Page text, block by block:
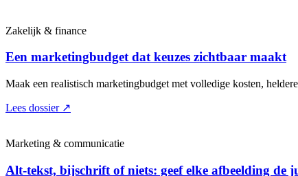
Zakelijk & finance
Een marketingbudget dat keuzes zichtbaar maakt
Maak een realistisch marketingbudget met volledige kosten,
Lees dossier ↗
Marketing & communicatie
Alt-tekst, bijschrift of niets: geef elke afbeelding de